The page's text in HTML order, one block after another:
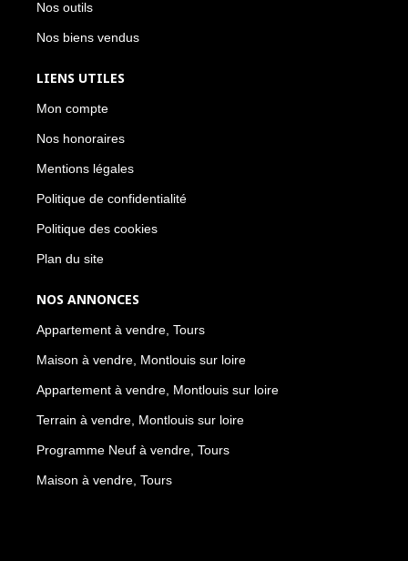
Nos outils
Nos biens vendus
LIENS UTILES
Mon compte
Nos honoraires
Mentions légales
Politique de confidentialité
Politique des cookies
Plan du site
NOS ANNONCES
Appartement à vendre, Tours
Maison à vendre, Montlouis sur loire
Appartement à vendre, Montlouis sur loire
Terrain à vendre, Montlouis sur loire
Programme Neuf à vendre, Tours
Maison à vendre, Tours